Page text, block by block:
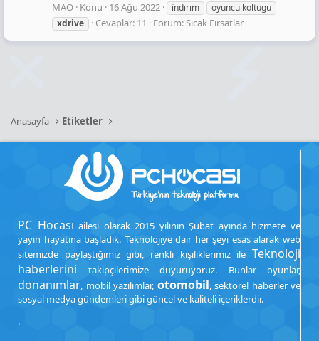
MAO Konu 16 Ağu 2022 i̇ndirim
oyuncu koltugu
xdrive
Cevaplar: 11 Forum:Sıcak Fırsatlar
Anasayfa Etiketler
PC Hocası ailesi olarak 2015 yılının Şubat ayında hizmete ve
yayın hayatına başladık. Teknolojiye dair her şeyi esas alarak web
sitemizde paylaştığımız gibi, renkli kişiliklerimiz ile Teknoloji
haberlerini takipçilerimize duyuruyoruz. Bunlar oyunlar,
donanımlar, mobil yazılımlar, otomobil, sektörel haberler ve
sosyal medya gündemleri gibi güncel ve kaliteli içeriklerdir.
.